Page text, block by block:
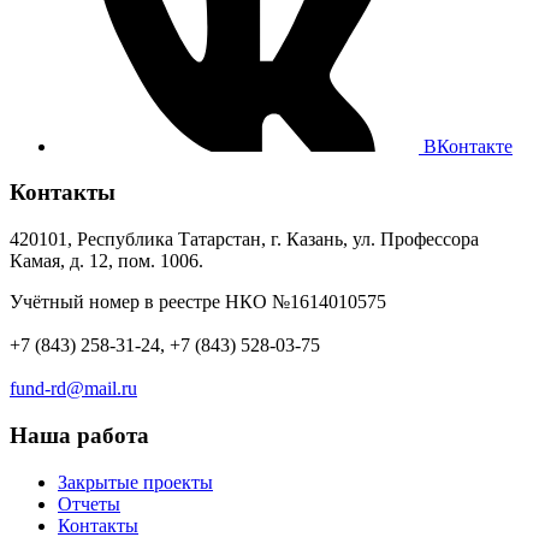
ВКонтакте
Контакты
420101, Республика Татарстан, г. Казань, ул. Профессора
Камая, д. 12, пом. 1006.
Учётный номер в реестре НКО №1614010575
+7 (843) 258-31-24, +7 (843) 528-03-75
fund-rd@mail.ru
Наша работа
Закрытые проекты
Отчеты
Контакты